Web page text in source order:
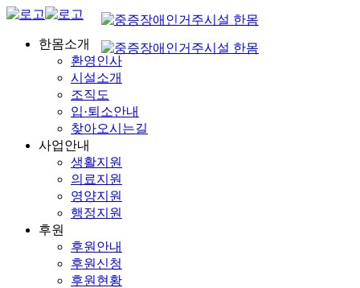
한몸소개
환영인사
시설소개
조직도
입·퇴소안내
찾아오시는길
사업안내
생활지원
의료지원
영양지원
행정지원
후원
후원안내
후원신청
후원현황